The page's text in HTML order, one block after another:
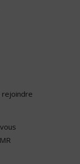
rejoindre